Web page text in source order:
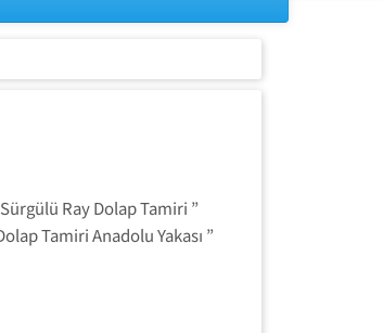
Ray Dolap Tamiri ”
Tamiri Anadolu Yakası ”